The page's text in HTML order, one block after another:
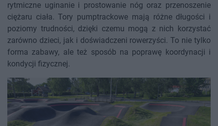
rytmiczne uginanie i prostowanie nóg oraz przenoszenie
ciężaru ciała. Tory pumptrackowe mają różne długości i
poziomy trudności, dzięki czemu mogą z nich korzystać
zarówno dzieci, jak i doświadczeni rowerzyści. To nie tylko
forma zabawy, ale też sposób na poprawę koordynacji i
kondycji fizycznej.